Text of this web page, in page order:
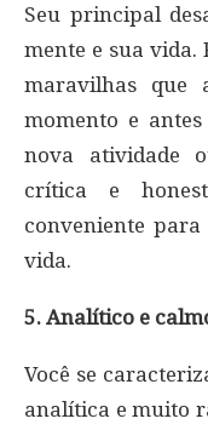
Seu principal
mente e sua vida.
maravilhas que
momento e
nova atividade
crítica e
conveniente para
vida.
5. Analítico e
Você se
analítica e muito